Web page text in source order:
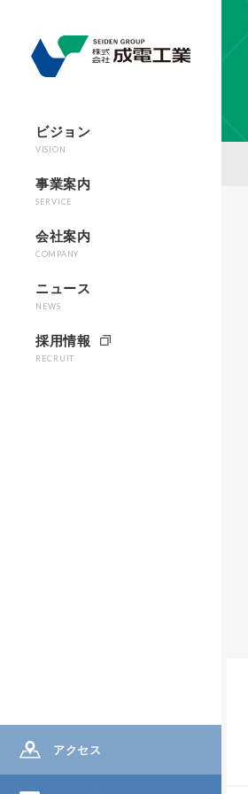
ビジョン
VISION
事業案内
SERVICE
会社案内
COMPANY
ニュース
NEWS
採用情報
RECRUIT
アクセス